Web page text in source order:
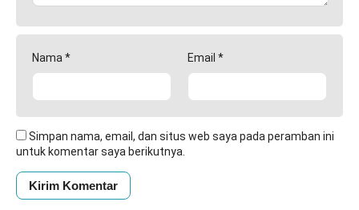
Nama * Email *
Simpan nama, email, dan situs web saya pada peramban ini
untuk komentar saya berikutnya.